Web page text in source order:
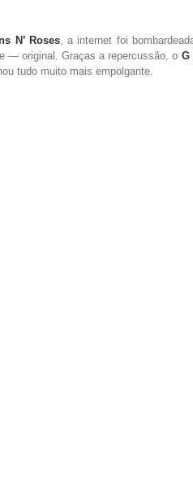
N’ Roses, a internet foi
— original. Graças a repercussão, o G
tudo muito mais empolgante.